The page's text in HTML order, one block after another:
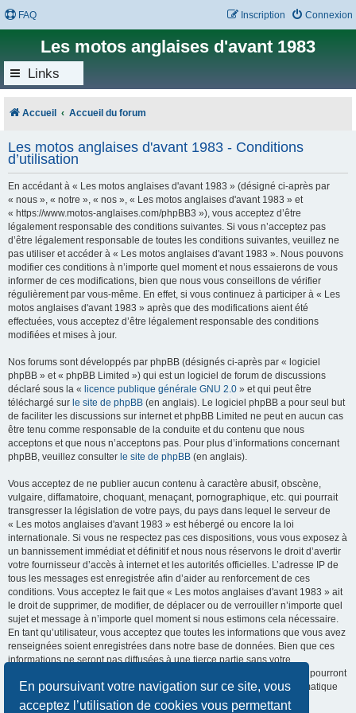
En poursuivant votre navigation sur ce site, vous
acceptez l’utilisation de cookies vous permettant
FAQ Connexion
Inscription
Les motos anglaises d'avant 1983
Links
Accueil Accueil du forum
Les motos anglaises d'avant 1983 - Conditions
d’utilisation
En accédant à « Les motos anglaises d'avant 1983 » (désigné ci-après par
« nous », « notre », « nos », « Les motos anglaises d'avant 1983 » et
« https://www.motos-anglaises.com/phpBB3 »), vous acceptez d’être
légalement responsable des conditions suivantes. Si vous n’acceptez pas
d’être légalement responsable de toutes les conditions suivantes, veuillez ne
pas utiliser et accéder à « Les motos anglaises d'avant 1983 ». Nous pouvons
modifier ces conditions à n’importe quel moment et nous essaierons de vous
informer de ces modifications, bien que nous vous conseillons de vérifier
régulièrement par vous-même. En effet, si vous continuez à participer à « Les
motos anglaises d'avant 1983 » après que des modifications aient été
effectuées, vous acceptez d’être légalement responsable des conditions
modifiées et mises à jour.
Nos forums sont développés par phpBB (désignés ci-après par « logiciel
phpBB » et « phpBB Limited ») qui est un logiciel de forum de discussions
déclaré sous la « licence publique générale GNU 2.0 » et qui peut être
téléchargé sur le site de phpBB (en anglais). Le logiciel phpBB a pour seul but
de faciliter les discussions sur internet et phpBB Limited ne peut en aucun cas
être tenu comme responsable de la conduite et du contenu que nous
acceptons et que nous n’acceptons pas. Pour plus d’informations concernant
phpBB, veuillez consulter le site de phpBB (en anglais).
Vous acceptez de ne publier aucun contenu à caractère abusif, obscène,
vulgaire, diffamatoire, choquant, menaçant, pornographique, etc. qui pourrait
transgresser la législation de votre pays, du pays dans lequel le serveur de
« Les motos anglaises d'avant 1983 » est hébergé ou encore la loi
internationale. Si vous ne respectez pas ces dispositions, vous vous exposez à
un bannissement immédiat et définitif et nous nous réservons le droit d’avertir
votre fournisseur d’accès à internet et les autorités officielles. L’adresse IP de
tous les messages est enregistrée afin d’aider au renforcement de ces
conditions. Vous acceptez le fait que « Les motos anglaises d'avant 1983 » ait
le droit de supprimer, de modifier, de déplacer ou de verrouiller n’importe quel
sujet et message à n’importe quel moment si nous estimons cela nécessaire.
En tant qu’utilisateur, vous acceptez que toutes les informations que vous avez
renseignées soient enregistrées dans notre base de données. Bien que ces
informations ne seront pas diffusées à une tierce partie sans votre
consentement, ni « Les motos anglaises d'avant 1983 », ni phpBB, ne pourront
être tenus comme responsables en cas de tentative de piratage informatique
visant à compromettre vos données.